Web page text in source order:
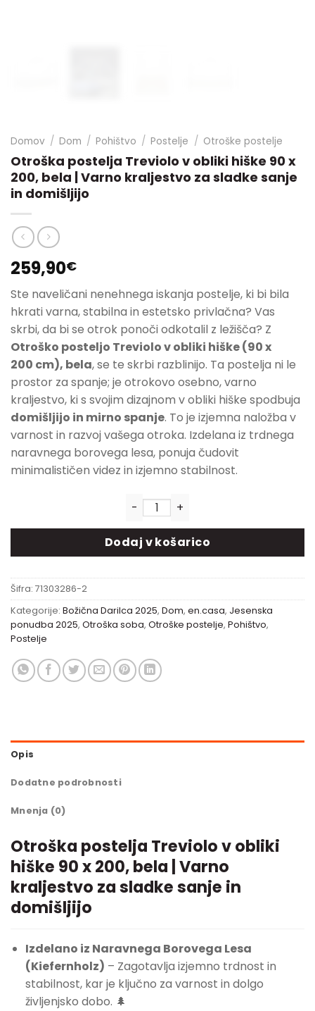
Domov / Dom / Pohištvo / Postelje / Otroške postelje
Otroška postelja Treviolo v obliki hiške 90 x
200, bela | Varno kraljestvo za sladke sanje
in domišljijo
259,90€
Ste naveličani nenehnega iskanja postelje, ki bi bila
hkrati varna, stabilna in estetsko privlačna? Vas
skrbi, da bi se otrok ponoči odkotalil z ležišča? Z
Otroško posteljo Treviolo v obliki hiške (90 x
200 cm), bela, se te skrbi razblinijo. Ta postelja ni le
prostor za spanje; je otrokovo osebno, varno
kraljestvo, ki s svojim dizajnom v obliki hiške spodbuja
domišljijo in mirno spanje. To je izjemna naložba v
varnost in razvoj vašega otroka. Izdelana iz trdnega
naravnega borovega lesa, ponuja čudovit
minimalističen videz in izjemno stabilnost.
Otroška postelja Treviolo v
Dodaj v košarico
Šifra: 71303286-2
Kategorije: Božična Darilca 2025, Dom, en.casa, Jesenska
ponudba 2025, Otroška soba, Otroške postelje, Pohištvo,
Postelje
Opis
Dodatne podrobnosti
Mnenja (0)
Otroška postelja Treviolo v obliki
hiške 90 x 200, bela | Varno
kraljestvo za sladke sanje in
domišljijo
Izdelano iz Naravnega Borovega Lesa
(Kiefernholz) – Zagotavlja izjemno trdnost in
stabilnost, kar je ključno za varnost in dolgo
življenjsko dobo. 🌲